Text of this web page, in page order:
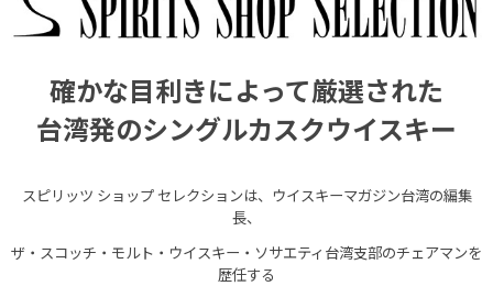
確かな目利きによって厳選された
台湾発のシングルカスクウイスキー
スピリッツ ショップ セレクションは、ウイスキーマガジン台湾の編集
長、
ザ・スコッチ・モルト・ウイスキー・ソサエティ台湾支部のチェアマンを
歴任する